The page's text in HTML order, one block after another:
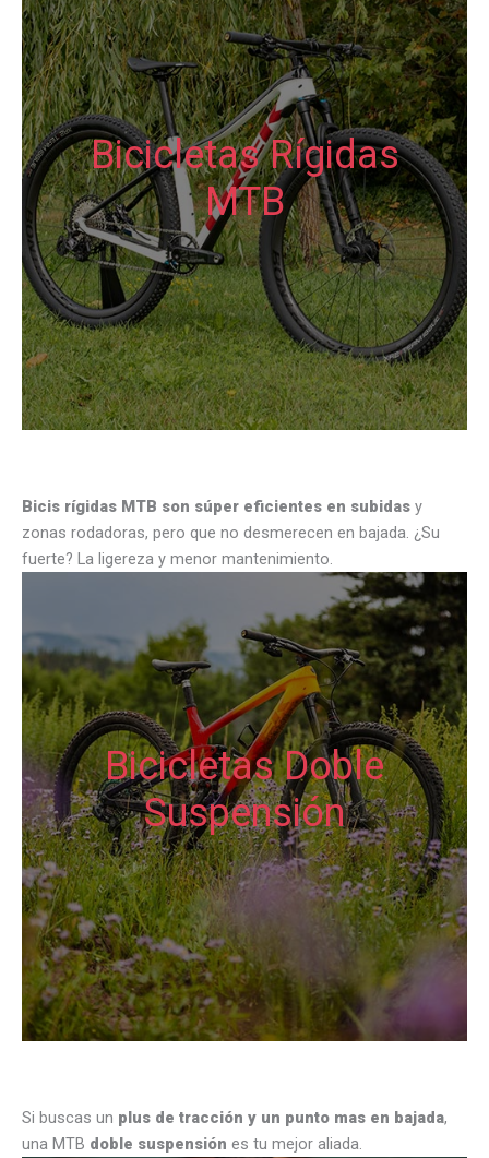
Bicicletas Rígidas
MTB
Bicis rígidas MTB son súper eficientes en subidas y
zonas rodadoras, pero que no desmerecen en bajada. ¿Su
fuerte? La ligereza y menor mantenimiento.
Bicicletas Doble
Suspensión
Si buscas un plus de tracción y un punto mas en bajada,
una MTB doble suspensión es tu mejor aliada.